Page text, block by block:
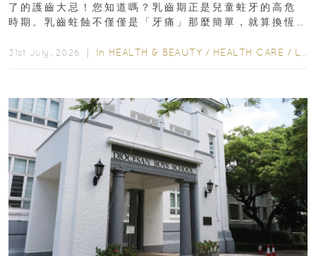
了的護齒大忌！您知道嗎？乳齒期正是兒童蛀牙的高危
時期。乳齒蛀蝕不僅僅是「牙痛」那麼簡單，就算換恆
31st July, 2026 ｜ In HEALTH & BEAUTY / HEALTH CARE / LIFESTYLE